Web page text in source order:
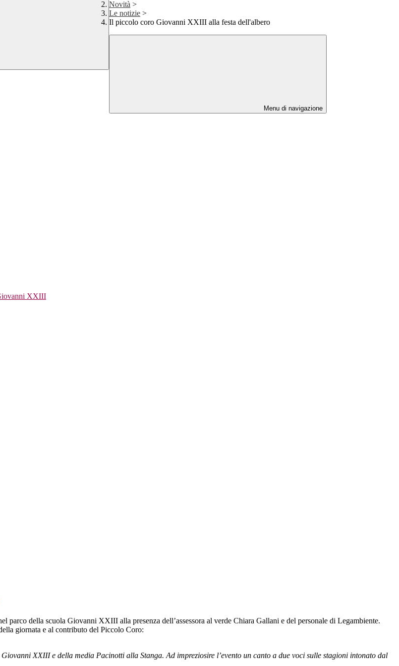
Novità >
Le notizie >
Il piccolo coro Giovanni XXIII alla festa dell'albero
Menu di navigazione
XXIII
parco della scuola Giovanni XXIII alla presenza dell’assessora al verde Chiara Gallani e del personale di Legambiente.
giornata e al contributo del Piccolo Coro:
XXIII e della media Pacinotti alla Stanga. Ad impreziosire l’evento un canto a due voci sulle stagioni intonato dal